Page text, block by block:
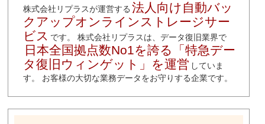
株式会社リプラスが運営する 法人向け自動バッ
クアップオンラインストレージサー
ビス です。 株式会社リプラスは、データ復旧業界で
日本全国拠点数No1を誇る「特急デー
タ復旧ウィンゲット」を運営 していま
す。 お客様の大切な業務データをお守りする企業です。